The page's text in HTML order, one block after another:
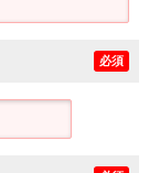
必須